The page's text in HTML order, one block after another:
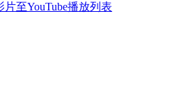
片至YouTube播放列表